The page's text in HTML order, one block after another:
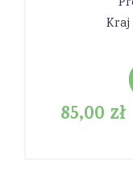
Kraj
85,00 zł